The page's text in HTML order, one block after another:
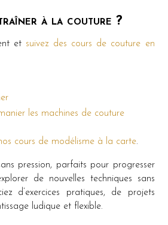
à la couture ?
et suivez des cours de couture en
les machines de couture
cours de modélisme à la carte.
pression, parfaits pour progresser
de nouvelles techniques sans
d’exercices pratiques, de projets
ludique et flexible.